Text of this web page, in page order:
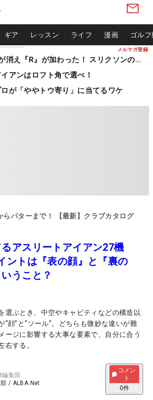
メルマガ登録
ギア レッスン ライフ 漫画 ゴル
『4』が消え『R』が加わった！ スリクソンの新作
アンはロフト角で選べ！
が「ややトウ寄り」に当てるワケ
らパターまで！ 【最新】クラブカタログ
アスリートアイアン27機
トは『表の顔』と『裏の
うこと？
選ぶとき、中空やキャビティなどの構造以
“顔”と“ソール”。どちらも微妙な違いが難
ージに影響する大事な要素で、自分に合う
右する。
編集部
/ ALBA Net
コメン
ト
0件